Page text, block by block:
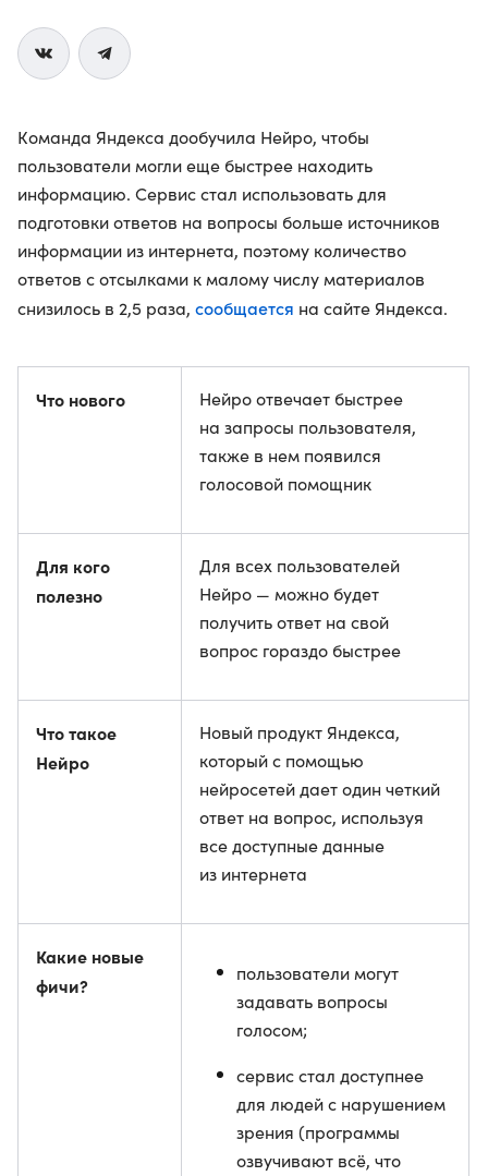
Команда Яндекса дообучила Нейро, чтобы
пользователи могли еще быстрее находить
информацию. Сервис стал использовать для
подготовки ответов на вопросы больше источников
информации из интернета, поэтому количество
ответов с отсылками к малому числу материалов
снизилось в 2,5 раза, сообщается на сайте Яндекса.
Что нового
Нейро отвечает быстрее
на запросы пользователя,
также в нем появился
голосовой помощник
Для кого
полезно
Для всех пользователей
Нейро — можно будет
получить ответ на свой
вопрос гораздо быстрее
Что такое
Нейро
Новый продукт Яндекса,
который с помощью
нейросетей дает один четкий
ответ на вопрос, используя
все доступные данные
из интернета
Какие новые
фичи?
пользователи могут
задавать вопросы
голосом;
сервис стал доступнее
для людей с нарушением
зрения (программы
озвучивают всё, что